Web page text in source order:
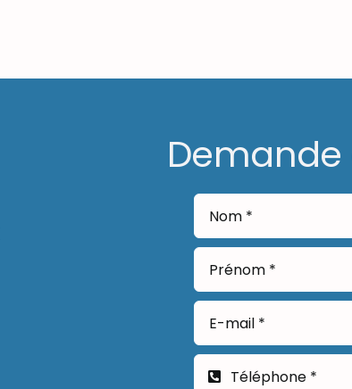
Demande